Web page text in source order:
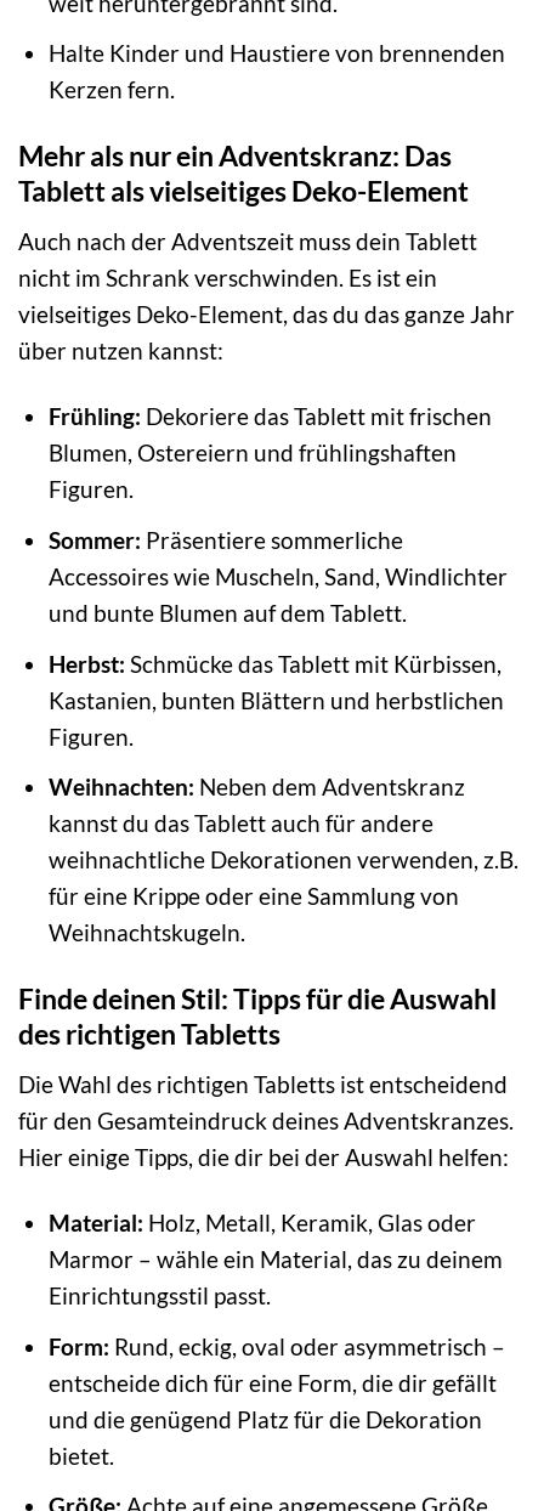
Halte Kinder und Haustiere von brennenden
Kerzen fern.
Mehr als nur ein Adventskranz: Das
Tablett als vielseitiges Deko-Element
Auch nach der Adventszeit muss dein Tablett
nicht im Schrank verschwinden. Es ist ein
vielseitiges Deko-Element, das du das ganze Jahr
über nutzen kannst:
Frühling: Dekoriere das Tablett mit frischen
Blumen, Ostereiern und frühlingshaften
Figuren.
Sommer: Präsentiere sommerliche
Accessoires wie Muscheln, Sand, Windlichter
und bunte Blumen auf dem Tablett.
Herbst: Schmücke das Tablett mit Kürbissen,
Kastanien, bunten Blättern und herbstlichen
Figuren.
Weihnachten: Neben dem Adventskranz
kannst du das Tablett auch für andere
weihnachtliche Dekorationen verwenden, z.B.
für eine Krippe oder eine Sammlung von
Weihnachtskugeln.
Finde deinen Stil: Tipps für die Auswahl
des richtigen Tabletts
Die Wahl des richtigen Tabletts ist entscheidend
für den Gesamteindruck deines Adventskranzes.
Hier einige Tipps, die dir bei der Auswahl helfen:
Material: Holz, Metall, Keramik, Glas oder
Marmor – wähle ein Material, das zu deinem
Einrichtungsstil passt.
Form: Rund, eckig, oval oder asymmetrisch –
entscheide dich für eine Form, die dir gefällt
und die genügend Platz für die Dekoration
bietet.